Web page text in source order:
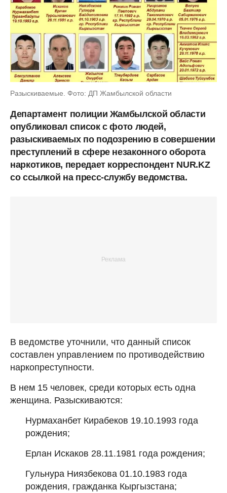
Разыскиваемые. Фото: ДП Жамбылской области
Департамент полиции Жамбылской области
опубликовал список с фото людей,
разыскиваемых по подозрению в совершении
преступлений в сфере незаконного оборота
наркотиков, передает корреспондент NUR.KZ
со ссылкой на пресс-службу ведомства.
В ведомстве уточнили, что данный список
составлен управлением по противодействию
наркопреступности.
В нем 15 человек, среди которых есть одна
женщина. Разыскиваются:
Нурмаханбет Кирабеков 19.10.1993 года
рождения;
Ерлан Искаков 28.11.1981 года рождения;
Гульнура Ниязбекова 01.10.1983 года
рождения, гражданка Кыргызстана;